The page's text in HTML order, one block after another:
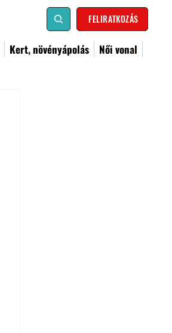
FELIRATKOZÁS
Kert, növényápolás
Női vonal